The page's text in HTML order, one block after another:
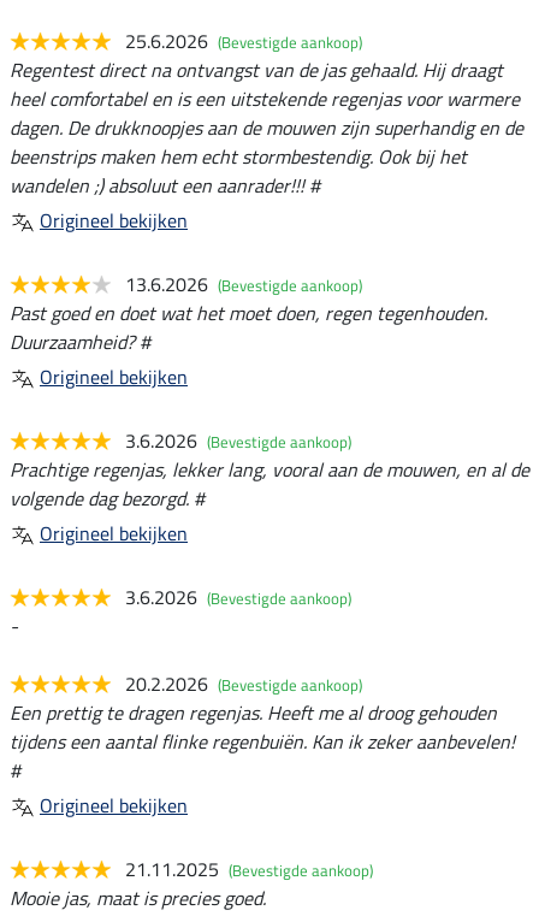
25.6.2026 (Bevestigde aankoop)
Regentest direct na ontvangst van de jas gehaald. Hij draagt
heel comfortabel en is een uitstekende regenjas voor warmere
dagen. De drukknoopjes aan de mouwen zijn superhandig en de
beenstrips maken hem echt stormbestendig. Ook bij het
wandelen ;) absoluut een aanrader!!! #
Origineel bekijken
13.6.2026 (Bevestigde aankoop)
Past goed en doet wat het moet doen, regen tegenhouden.
Duurzaamheid? #
Origineel bekijken
3.6.2026 (Bevestigde aankoop)
Prachtige regenjas, lekker lang, vooral aan de mouwen, en al de
volgende dag bezorgd. #
Origineel bekijken
3.6.2026 (Bevestigde aankoop)
-
20.2.2026 (Bevestigde aankoop)
Een prettig te dragen regenjas. Heeft me al droog gehouden
tijdens een aantal flinke regenbuiën. Kan ik zeker aanbevelen!
#
Origineel bekijken
21.11.2025 (Bevestigde aankoop)
Mooie jas, maat is precies goed.